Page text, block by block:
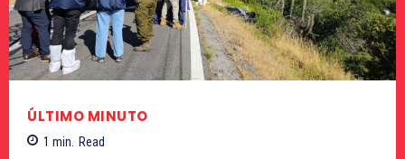
ÚLTIMO MINUTO
1 min. Read